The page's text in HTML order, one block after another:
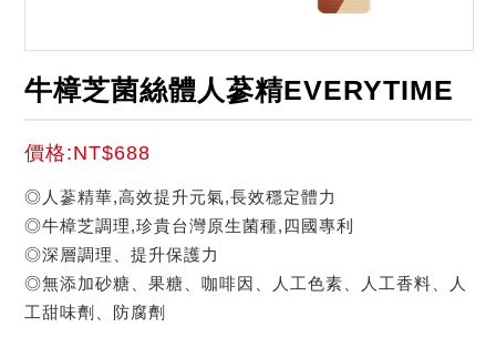
牛樟芝菌絲體人蔘精EVERYTIME
價格:NT$688
◎人蔘精華,高效提升元氣,長效穩定體力
◎牛樟芝調理,珍貴台灣原生菌種,四國專利
◎深層調理、提升保護力
◎無添加砂糖、果糖、咖啡因、人工色素、人工香料、人
工甜味劑、防腐劑